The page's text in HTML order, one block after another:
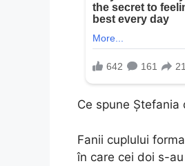
Ce spune Ștefania
Fanii cuplului
în care cei doi s-